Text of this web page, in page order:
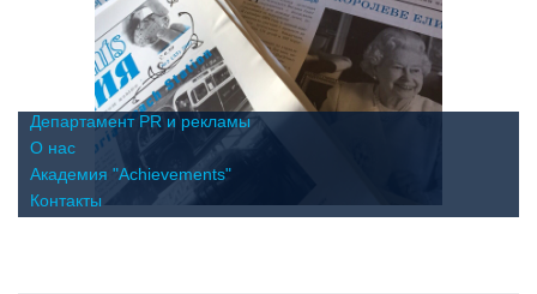
Департамент PR и рекламы
О нас
Академия "Achievements"
Контакты